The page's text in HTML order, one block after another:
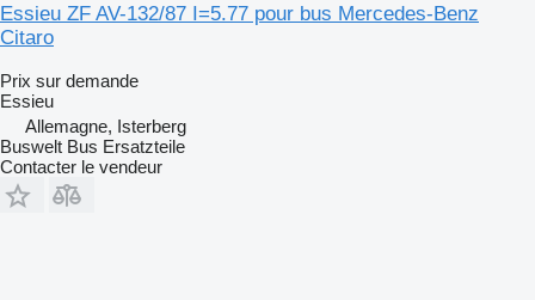
Essieu ZF AV-132/87 I=5.77 pour bus Mercedes-Benz
Citaro
Prix sur demande
Essieu
Allemagne, Isterberg
Buswelt Bus Ersatzteile
Contacter le vendeur